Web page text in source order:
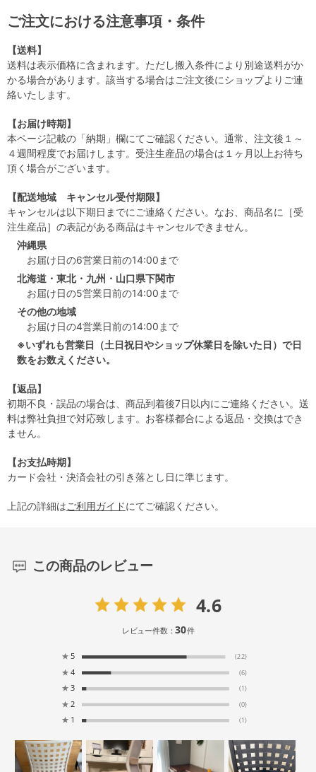
ご注文における注意事項・条件
【送料】
送料は表示価格に含まれます。ただし搬入条件により別途送料がか
かる場合があります。該当する場合はご注文後にショップよりご連
絡いたします。
【お届け時期】
本ページ記載の「納期」欄にてご確認ください。通常、注文後１～
４週間程度でお届けします。受注生産品の場合は１ヶ月以上お待ち
頂く場合がございます。
【配送地域 キャンセル受付期限】
キャンセルは以下期日までにご連絡ください。なお、商品名に［受
注生産品］の表記がある商品はキャンセルできません。
沖縄県
お届け日の6営業日前の14:00まで
北海道・東北・九州・山口県下関市
お届け日の5営業日前の14:00まで
その他の地域
お届け日の4営業日前の14:00まで
※いずれも営業日（土日祝日やショップ休業日を除いた日）で日
数をお数えください。
【返品】
初期不良・誤品の場合は、商品到着後7日以内にご連絡ください。送
料は弊社負担で対応致します。お客様都合による返品・交換はでき
ません。
【お支払時期】
カード会社・決済会社の引き落とし日に準じます。
上記の詳細はご利用ガイドにてご確認ください。
この商品のレビュー
4.6
レビュー件数：30件
★ 5 (22)
★ 4 (6)
★ 3 (1)
★ 2 (0)
★ 1 (1)